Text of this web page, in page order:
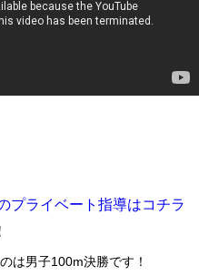
プライベート指導はコチラ
は男子100m決勝です！